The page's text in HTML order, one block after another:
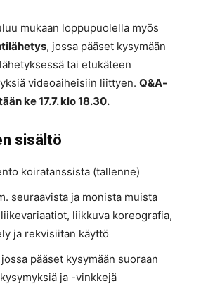
mukaan loppupuolella myös
, jossa pääset kysymään
tai etukäteen
videoaiheisiin liittyen. Q&A-
ke 17.7. klo 18.30.
sisältö
koiratanssista (tallenne)
seuraavista ja monista muista
liikkuva koreografia,
ja rekvisiitan käyttö
pääset kysymään suoraan
ja -vinkkejä